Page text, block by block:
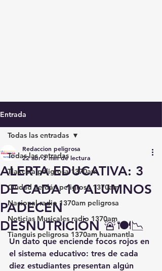
Entrada
Todas las entradas
Tlaxcala peligrosa 1370am
Ciudad Serdán peligrosa 1370am
Nacional radio 1370am peligrosa
Noticias Musicales radio 1370am
Tianguis peligrosa 1370am huamantla
Todas las entradas
ALERTA EDUCATIVA: 3
DE CADA 10 ALUMNOS
PADECEN
DESNUTRICIÓN 🚨🍽️📉
Redaccion peligrosa
22 abr 2 min de lectura
Un dato que enciende focos rojos en
el sistema educativo: tres de cada
diez estudiantes presentan algún